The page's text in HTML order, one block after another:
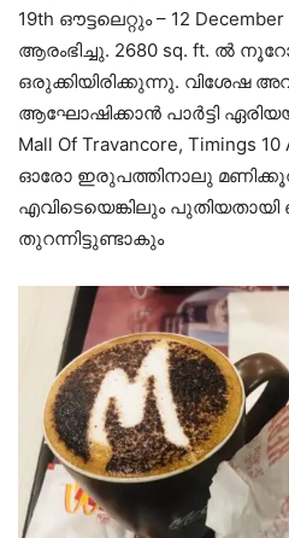
19th ഔട്ടലെറ്റും – 12
ആരംഭിച്ചു. 2680 sq. ft. ൽ
ഒരുക്കിയിരിക്കുന്നു. വിശേഷ
ആഘോഷിക്കാൻ പാർട്ടി
Mall Of Travancore, Timings
ഓരോ ഇരുപത്തിനാലു
എവിടെയെങ്കിലും പുതിയതായി
തുറന്നിട്ടുണ്ടാകും